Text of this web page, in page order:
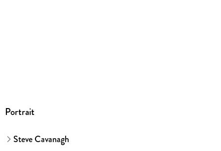
Portrait
Steve Cavanagh